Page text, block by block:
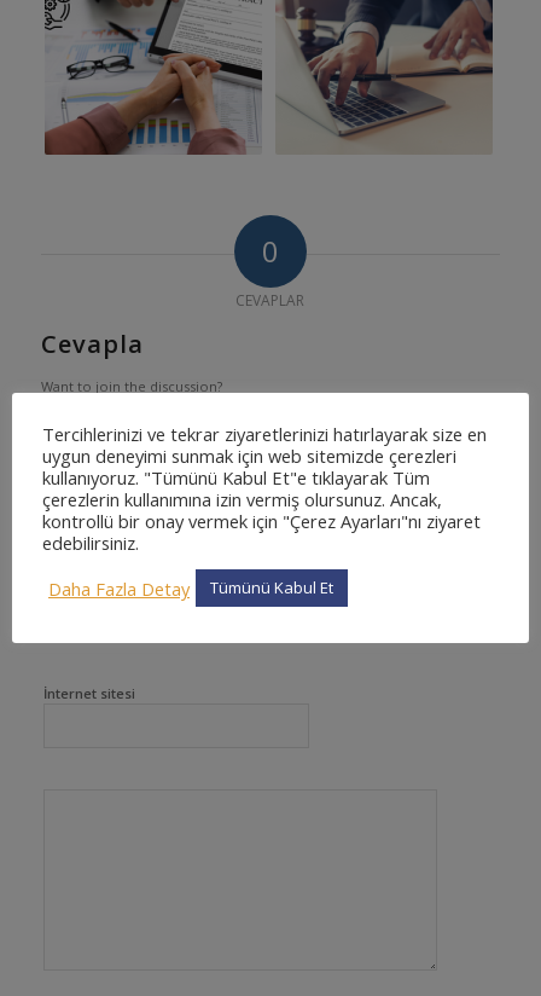
0
CEVAPLAR
Cevapla
Want to join the discussion?
Ad*
E-posta
İnternet sitesi
Tercihlerinizi ve tekrar ziyaretlerinizi hatırlayarak size en
uygun deneyimi sunmak için web sitemizde çerezleri
kullanıyoruz. "Tümünü Kabul Et"e tıklayarak Tüm
çerezlerin kullanımına izin vermiş olursunuz. Ancak,
kontrollü bir onay vermek için "Çerez Ayarları"nı ziyaret
edebilirsiniz.
Daha Fazla Detay
Tümünü Kabul Et